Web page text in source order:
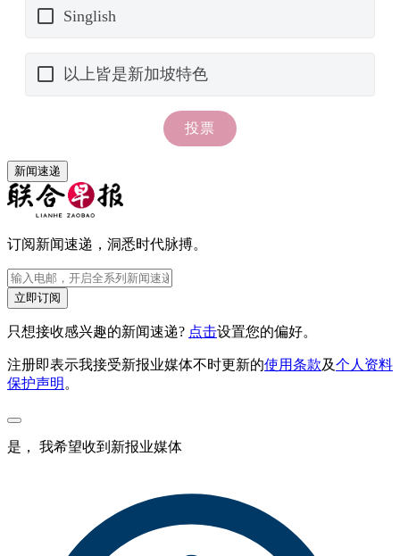
新闻速递
订阅新闻速递，洞悉时代脉搏。
立即订阅
只想接收感兴趣的新闻速递? 点击设置您的偏好。
注册即表示我接受新报业媒体不时更新的使用条款及个人资料
保护声明 。
是， 我希望收到新报业媒体